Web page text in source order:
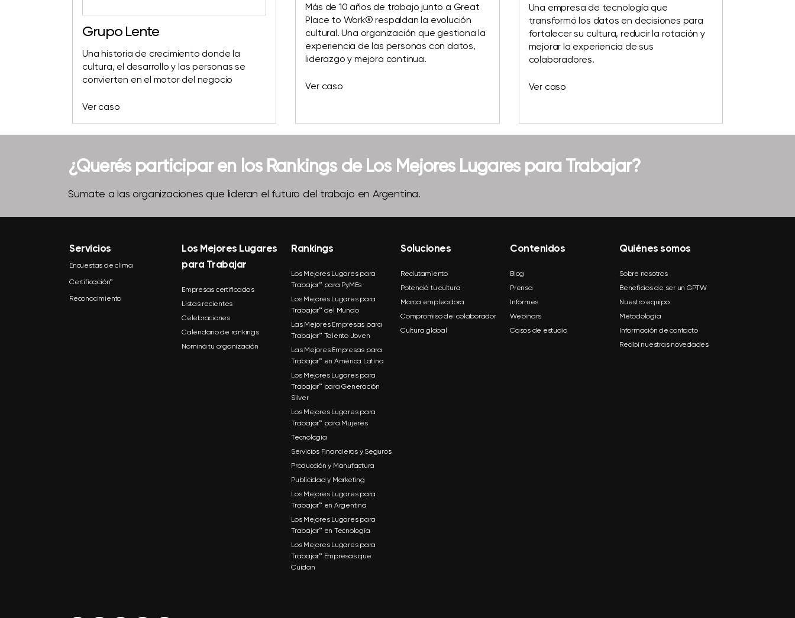
Grupo Lente
Una historia de crecimiento donde la
cultura, el desarrollo y las personas se
convierten en el motor del negocio
Ver caso
Más de 10 años de trabajo junto a Great
Place to Work® respaldan la evolución
cultural. Una organización que gestiona la
experiencia de las personas con datos,
liderazgo y mejora continua.
Ver caso
Una empresa de tecnología que
transformó los datos en decisiones para
fortalecer su cultura, reducir la rotación y
mejorar la experiencia de sus
colaboradores.
Ver caso
¿Querés participar en los Rankings de Los Mejores Lugares para Trabajar?
Sumate a las organizaciones que lideran el futuro del trabajo en Argentina.
Servicios
Encuestas de clima
Certificación™
Reconocimiento
Los Mejores Lugares
para Trabajar
Empresas certificadas
Listas recientes
Celebraciones
Calendario de rankings
Nominá tu organización
Rankings
Los Mejores Lugares para
Trabajar™ para PyMEs
Los Mejores Lugares para
Trabajar™ del Mundo
Las Mejores Empresas para
Trabajar™ Talento Joven
Las Mejores Empresas para
Trabajar™ en América Latina
Los Mejores Lugares para
Trabajar™ para Generación
Silver
Los Mejores Lugares para
Trabajar™ para Mujeres
Tecnología
Servicios Financieros y Seguros
Producción y Manufactura
Publicidad y Marketing
Los Mejores Lugares para
Trabajar™ en Argentina
Los Mejores Lugares para
Trabajar™ en Tecnología
Los Mejores Lugares para
Trabajar™ Empresas que
Cuidan
Soluciones
Reclutamiento
Potenciá tu cultura
Marca empleadora
Compromiso del colaborador
Cultura global
Contenidos
Blog
Prensa
Informes
Webinars
Casos de estudio
Quiénes somos
Sobre nosotros
Beneficios de ser un GPTW
Nuestro equipo
Metodología
Información de contacto
Recibí nuestras novedades